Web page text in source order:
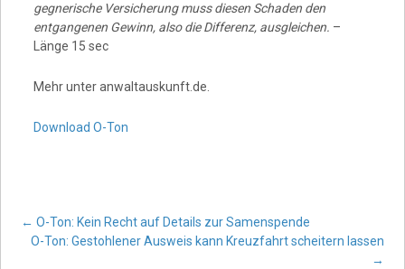
gegnerische Versicherung muss diesen Schaden den
entgangenen Gewinn, also die Differenz, ausgleichen. –
Länge 15 sec
Mehr unter anwaltauskunft.de.
Download O-Ton
Post
← O-Ton: Kein Recht auf Details zur Samenspende
O-Ton: Gestohlener Ausweis kann Kreuzfahrt scheitern lassen
→